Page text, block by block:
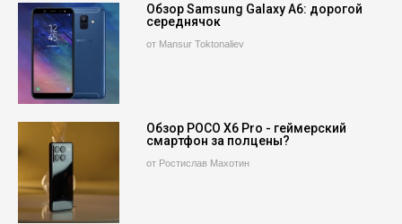
Обзор Samsung Galaxy A6: дорогой
середнячок
от Mansur Toktonaliev
Обзор POCO X6 Pro - геймерский
смартфон за полцены?
от Ростислав Махотин